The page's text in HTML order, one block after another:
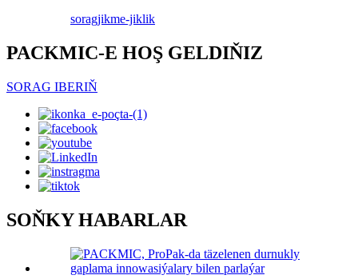
soragjikme-jiklik
PACKMIC-E HOŞ GELDIŇIZ
SORAG IBERIŇ
SOŇKY HABARLAR